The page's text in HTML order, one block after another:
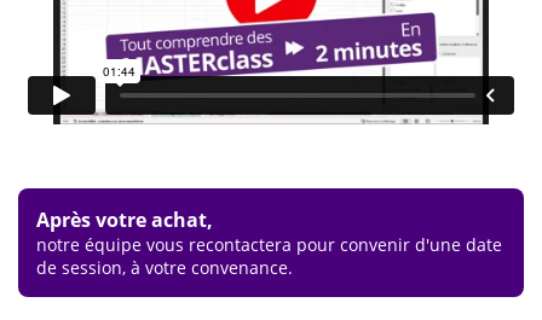
Après votre achat,
notre équipe vous recontactera pour convenir d'une date
de session, à votre convenance.